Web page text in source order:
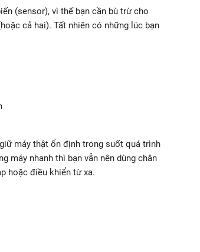
(sensor), vì thế bạn cần bù trừ cho
cả hai). Tất nhiên có những lúc bạn
máy thật ổn định trong suốt quá trình
máy nhanh thì bạn vẫn nên dùng chân
hoặc điều khiển từ xa.